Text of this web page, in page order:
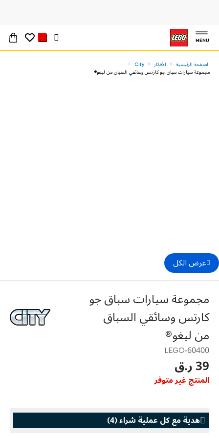
MENU
الصفحة الرئيسية الأفكار City
مجموعة سيارات سباق جو كارتس وسائقي السباق من ليغو®
عرض الكل
مجموعة سيارات سباق جو
كارتس وسائقي السباق
من ليغو®
60400-LEGO
39 ر.ق
المنتج غير متوفر
هدية مع كل عملية شراء(
4
)